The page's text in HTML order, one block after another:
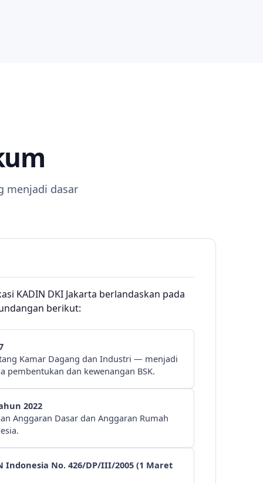
menjadi dasar
KADIN DKI Jakarta berlandaskan pada
berikut:
Kamar Dagang dan Industri — menjadi
pembentukan dan kewenangan BSK.
2022
Anggaran Dasar dan Anggaran Rumah
Indonesia No. 426/DP/III/2005 (1 Maret